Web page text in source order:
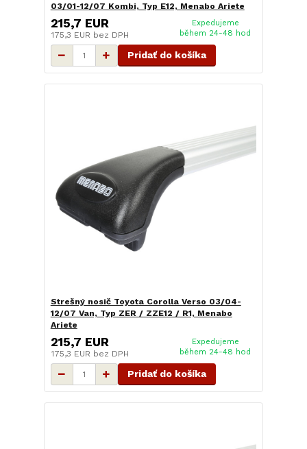
03/01-12/07 Kombi, Typ E12, Menabo Ariete
215,7 EUR
175,3 EUR bez DPH
Expedujeme
během 24-48 hod
Pridať do košíka
Strešný nosič Toyota Corolla Verso 03/04-
12/07 Van, Typ ZER / ZZE12 / R1, Menabo
Ariete
215,7 EUR
175,3 EUR bez DPH
Expedujeme
během 24-48 hod
Pridať do košíka